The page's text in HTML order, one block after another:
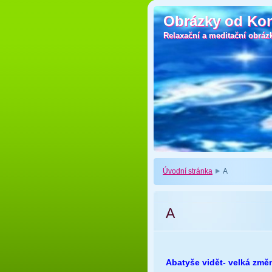
Obrázky od
Obrázky od
Relaxační a meditační
Relaxační a meditační
Úvodní stránka A
A
Abatyše vidět- velká